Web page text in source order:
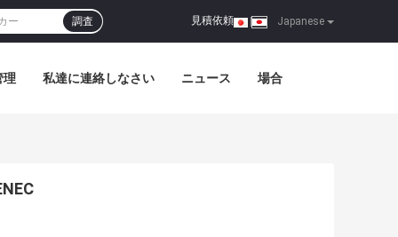
Japanese
見積依頼 |
調査
理 私達に連絡しなさい ニュース 場合